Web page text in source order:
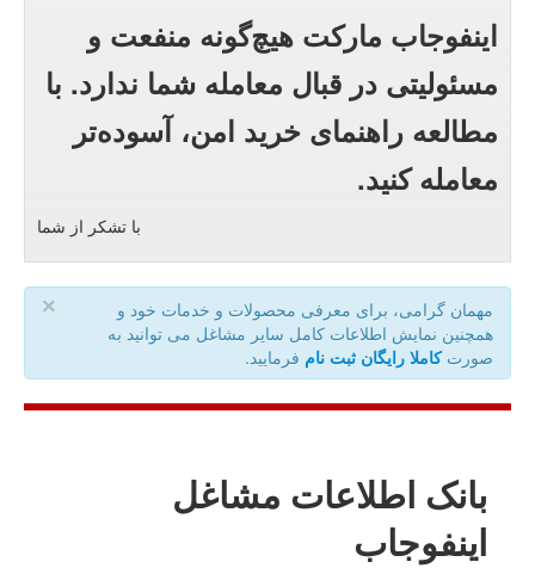
اینفوجاب مارکت هیچ‌گونه منفعت و
مسئولیتی در قبال معامله شما ندارد. با
مطالعه راهنمای خرید امن، آسوده‌تر
معامله کنید.
با تشکر از شما
×
مهمان گرامی، برای معرفی محصولات و خدمات خود و
همچنین نمایش اطلاعات کامل سایر مشاغل می توانید به
صورتکاملا رایگان ثبت نام فرمایید.
بانک اطلاعات مشاغل
اینفوجاب